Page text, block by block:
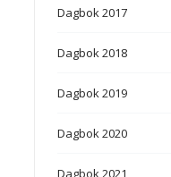
Dagbok 2017
Dagbok 2018
Dagbok 2019
Dagbok 2020
Dagbok 2021